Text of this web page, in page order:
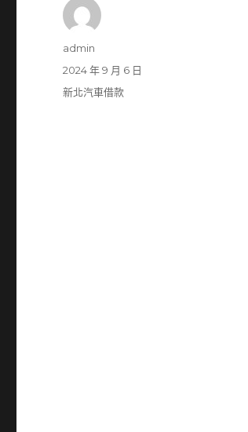
作
admin
發
佈
2024 年 9 月 6 日
分
新北汽車借款